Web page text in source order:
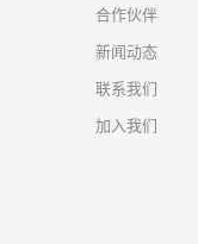
合作伙伴
新闻动态
联系我们
加入我们